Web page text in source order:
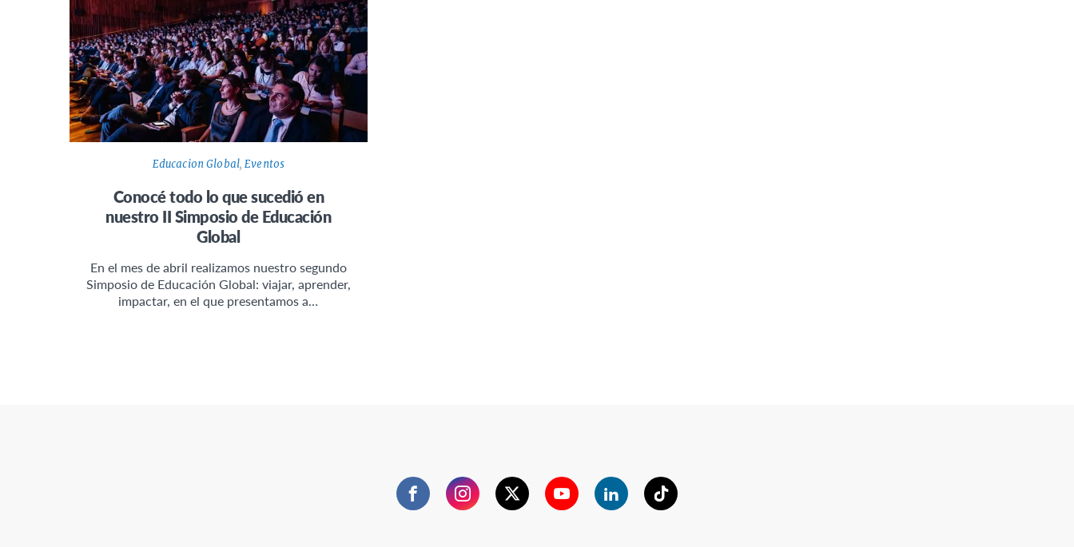
Educacion Global,Eventos
Conocé todo lo que sucedió en
nuestro II Simposio de Educación
Global
En el mes de abril realizamos nuestro segundo
Simposio de Educación Global: viajar, aprender,
impactar, en el que presentamos a…
FacebookInstagramTwitterYouTubeLinkedInTikTok